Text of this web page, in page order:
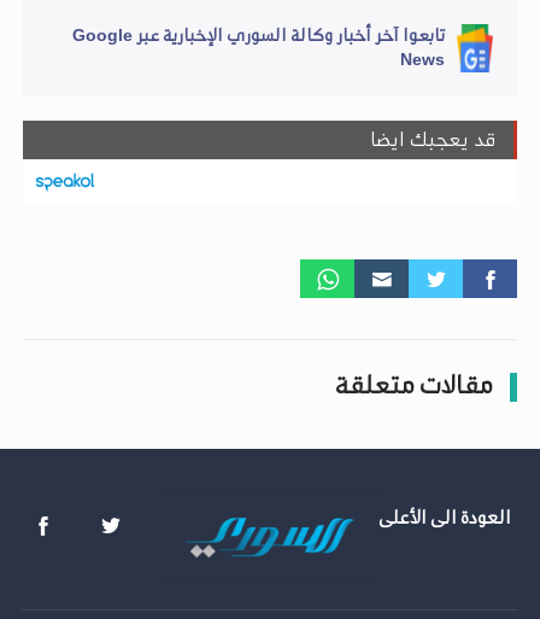
تابعوا آخر أخبار وكالة السوري الإخبارية عبر Google
News
قد يعجبك ايضا
مقالات متعلقة
العودة الى الأعلى